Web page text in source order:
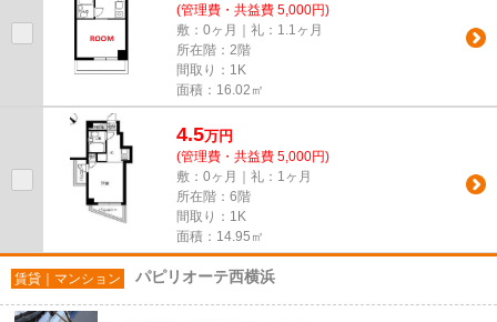
(管理費・共益費 5,000円)
敷：0ヶ月｜礼：1.1ヶ月
所在階：2階
間取り：1K
面積：16.02㎡
4.5万円
(管理費・共益費 5,000円)
敷：0ヶ月｜礼：1ヶ月
所在階：6階
間取り：1K
面積：14.95㎡
賃貸｜マンション パピリオーテ西横浜